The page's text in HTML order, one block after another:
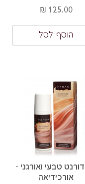
125.00 ₪
הוסף לסל
טבעי ואורגני -
אורכידיאה